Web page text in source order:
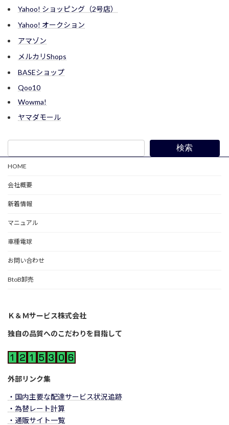
Yahoo! ショッピング（2号店）
Yahoo! オークション
アマゾン
メルカリShops
BASEショップ
Qoo10
Wowma!
ヤマダモール
検索
HOME
会社概要
新着情報
マニュアル
車種電球
お問い合わせ
BtoB卸売
Ｋ＆Ｍサービス株式会社
独自の品質へのこだわりを目指して
外部リンク集
・国内主要な配達サービス状況追跡
・為替レート計算
・通販サイト一覧